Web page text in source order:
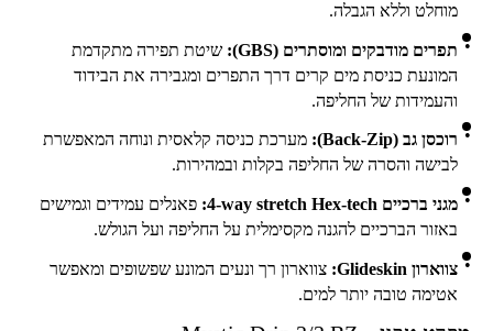
מוחלט וללא הגבלה.
תפרים מודבקים ומוסתרים (GBS
): שיטת תפירה מתקדמת
המונעת כניסת מים קרים דרך התפרים ומגבירה את הבידוד
והעמידות של החליפה.
רוכסן גב (Back-Zip
): מערכת כניסה קלאסית ונוחה המאפשרת
לבישה והסרה של החליפה בקלות ובמהירות.
מגני ברכיים 4-way stretch Hex-tech
: פאנלים עמידים וגמישים
באזור הברכיים להגנה מקסימלית על החליפה ועל הגולש.
צווארון Glideskin
: צווארון רך ונעים המונע שפשופים ומאפשר
אטימה טובה יותר למים.